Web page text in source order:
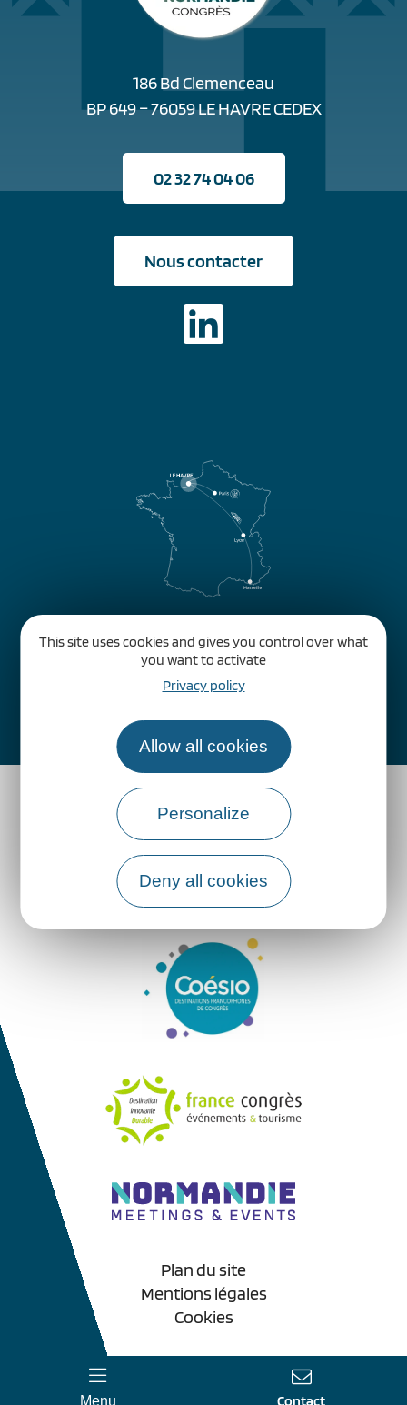
This site uses cookies and gives you control over what
you want to activate
Privacy policy
Allow all cookies
Personalize
Deny all cookies
Menu Contact
186 Bd Clemenceau
BP 649 – 76059 LE HAVRE CEDEX
02 32 74 04 06
Nous contacter
Comment venir ?
Plan du site
Mentions légales
Cookies